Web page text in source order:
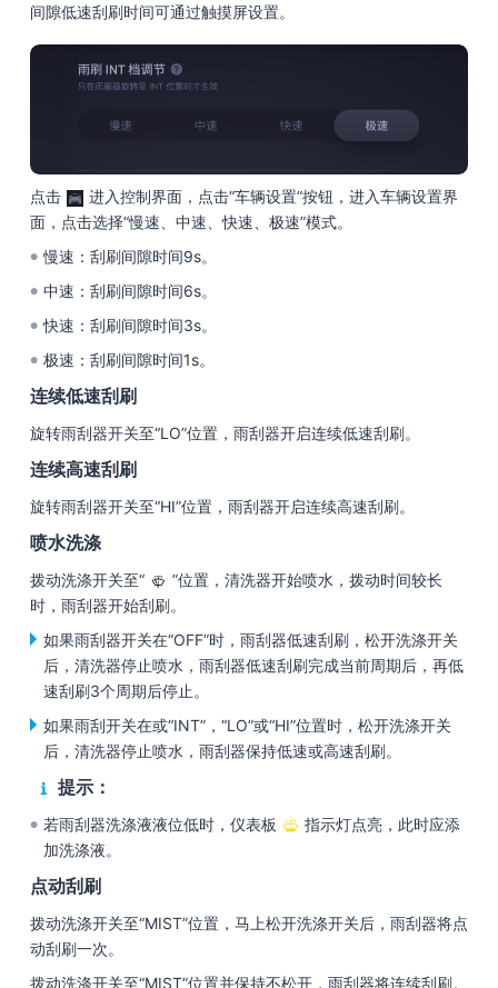
间隙低速刮刷时间可通过触摸屏设置。
点击
进入控制界面，点击“车辆设置”按钮，进入车辆设置界
面，点击选择“慢速、中速、快速、极速”模式。
● 慢速： 刮刷间隙时间9s。
● 中速： 刮刷间隙时间6s。
● 快速： 刮刷间隙时间3s。
● 极速： 刮刷间隙时间1s。
连续低速刮刷
旋转雨刮器开关至“LO”位置，雨刮器开启连续低速刮刷。
连续高速刮刷
旋转雨刮器开关至“HI”位置，雨刮器开启连续高速刮刷。
喷水洗涤
拨动洗涤开关至“
”位置，清洗器开始喷水，拨动时间较长
时，雨刮器开始刮刷。
如果雨刮器开关在“OFF”时，雨刮器低速刮刷，松开洗涤开关
后，清洗器停止喷水，雨刮器低速刮刷完成当前周期后，再低
速刮刷3个周期后停止。
如果雨刮开关在或“INT”，“LO”或“HI”位置时，松开洗涤开关
后，清洗器停止喷水，雨刮器保持低速或高速刮刷。
提示：
● 若雨刮器洗涤液液位低时，仪表板
指示灯点亮，此时应添
加洗涤液。
点动刮刷
拨动洗涤开关至“MIST”位置，马上松开洗涤开关后，雨刮器将点
动刮刷一次。
拨动洗涤开关至“MIST”位置并保持不松开，雨刮器将连续刮刷。